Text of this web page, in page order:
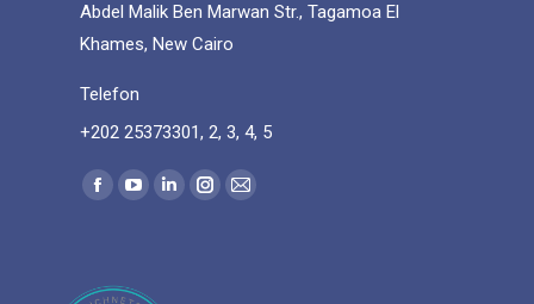
Abdel Malik Ben Marwan Str., Tagamoa El
Khames, New Cairo
Telefon
+202 25373301, 2, 3, 4, 5
Find us on:
Facebook
in
YouTube
in
LinkedinInstagram
Mail